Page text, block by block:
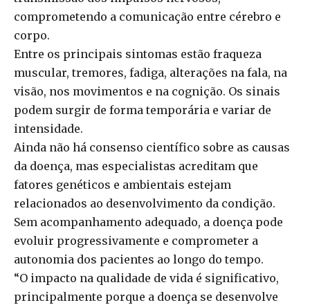
comprometendo a comunicação entre cérebro e
corpo.
Entre os principais sintomas estão fraqueza
muscular, tremores, fadiga, alterações na fala, na
visão, nos movimentos e na cognição. Os sinais
podem surgir de forma temporária e variar de
intensidade.
Ainda não há consenso científico sobre as causas
da doença, mas especialistas acreditam que
fatores genéticos e ambientais estejam
relacionados ao desenvolvimento da condição.
Sem acompanhamento adequado, a doença pode
evoluir progressivamente e comprometer a
autonomia dos pacientes ao longo do tempo.
“O impacto na qualidade de vida é significativo,
principalmente porque a doença se desenvolve